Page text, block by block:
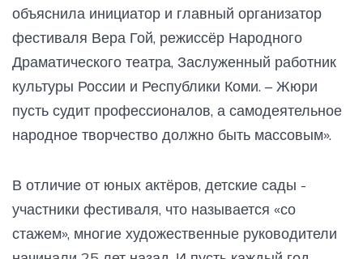
объяснила инициатор и главный организатор
фестиваля Вера Гой, режиссёр Народного
Драматического театра, Заслуженный работник
культуры России и Республики Коми. – Жюри
пусть судит профессионалов, а самодеятельное
народное творчество должно быть массовым».
В отличие от юных актёров, детские сады -
участники фестиваля, что называется «со
стажем», многие художественные руководители